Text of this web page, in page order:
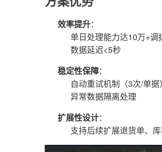
效率提升：
单日处理能力达10万+调
数据延迟<5秒
稳定性保障：
自动重试机制（3次/单据）
异常数据隔离处理
扩展性设计：
支持后续扩展退货单、